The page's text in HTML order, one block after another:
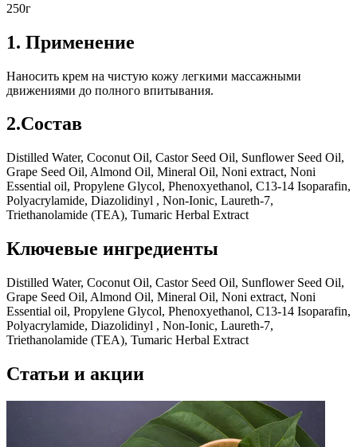
250г
1. Применение
Наносить крем на чистую кожу легкими массажными
движениями до полного впитывания.
2.Состав
Distilled Water, Coconut Oil, Castor Seed Oil, Sunflower Seed Oil,
Grape Seed Oil, Almond Oil, Mineral Oil, Noni extract, Noni
Essential oil, Propylene Glycol, Phenoxyethanol, C13-14 Isoparafin,
Polyacrylamide, Diazolidinyl , Non-Ionic, Laureth-7,
Triethanolamide (TEA), Tumaric Herbal Extract
Ключевые ингредиенты
Distilled Water, Coconut Oil, Castor Seed Oil, Sunflower Seed Oil,
Grape Seed Oil, Almond Oil, Mineral Oil, Noni extract, Noni
Essential oil, Propylene Glycol, Phenoxyethanol, C13-14 Isoparafin,
Polyacrylamide, Diazolidinyl , Non-Ionic, Laureth-7,
Triethanolamide (TEA), Tumaric Herbal Extract
Статьи и акции